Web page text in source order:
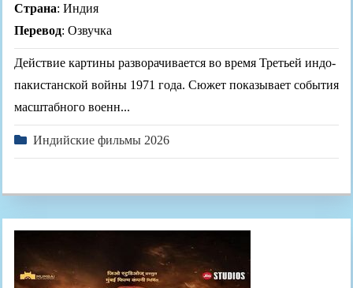
Страна: Индия
Перевод: Озвучка
Действие картины разворачивается во время Третьей индо-
пакистанской войны 1971 года. Сюжет показывает события
масштабного военн...
Индийские фильмы 2026